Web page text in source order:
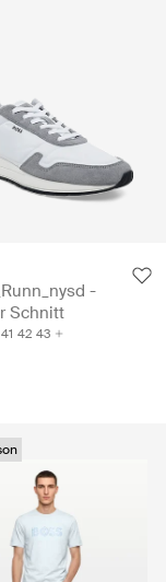
-
Schnitt
41 42 43